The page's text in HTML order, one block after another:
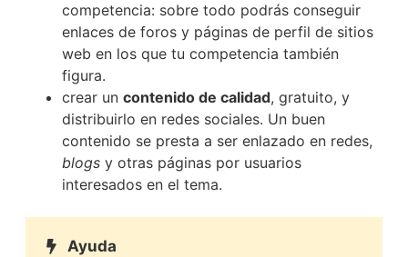
competencia: sobre todo podrás conseguir
enlaces de foros y páginas de perfil de sitios
web en los que tu competencia también
figura.
crear un contenido de calidad, gratuito, y
distribuirlo en redes sociales. Un buen
contenido se presta a ser enlazado en redes,
blogs y otras páginas por usuarios
interesados en el tema.
Ayuda